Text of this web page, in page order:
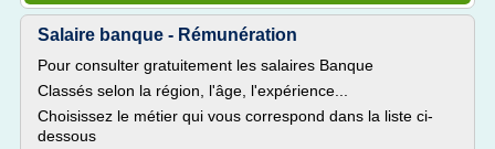
Salaire banque - Rémunération
Pour consulter gratuitement les salaires Banque
Classés selon la région, l'âge, l'expérience...
Choisissez le métier qui vous correspond dans la liste ci-
dessous